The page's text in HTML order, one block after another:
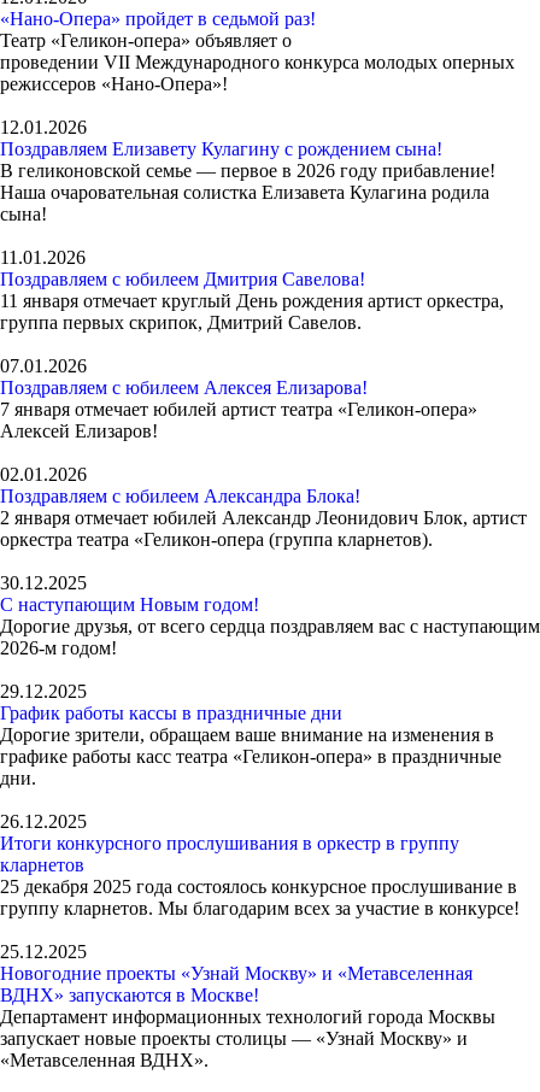
«Нано-Опера» пройдет в седьмой раз!
Театр «Геликон-опера» объявляет о
проведении VII Международного конкурса молодых оперных
режиссеров «Нано-Опера»!
12.01.2026
Поздравляем Елизавету Кулагину с рождением сына!
В геликоновской семье — первое в 2026 году прибавление!
Наша очаровательная солистка Елизавета Кулагина родила
сына!
11.01.2026
Поздравляем с юбилеем Дмитрия Савелова!
11 января отмечает круглый День рождения артист оркестра,
группа первых скрипок, Дмитрий Савелов.
07.01.2026
Поздравляем с юбилеем Алексея Елизарова!
7 января отмечает юбилей артист театра «Геликон-опера»
Алексей Елизаров!
02.01.2026
Поздравляем с юбилеем Александра Блока!
2 января отмечает юбилей Александр Леонидович Блок, артист
оркестра театра «Геликон-опера (группа кларнетов).
30.12.2025
С наступающим Новым годом!
Дорогие друзья, от всего сердца поздравляем вас с наступающим
2026-м годом!
29.12.2025
График работы кассы в праздничные дни
Дорогие зрители, обращаем ваше внимание на изменения в
графике работы касс театра «Геликон-опера» в праздничные
дни.
26.12.2025
Итоги конкурсного прослушивания в оркестр в группу
кларнетов
25 декабря 2025 года состоялось конкурсное прослушивание в
группу кларнетов. Мы благодарим всех за участие в конкурсе!
25.12.2025
Новогодние проекты «Узнай Москву» и «Метавселенная
ВДНХ» запускаются в Москве!
Департамент информационных технологий города Москвы
запускает новые проекты столицы — «Узнай Москву» и
«Метавселенная ВДНХ».